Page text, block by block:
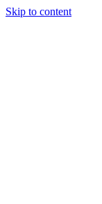
Skip to content